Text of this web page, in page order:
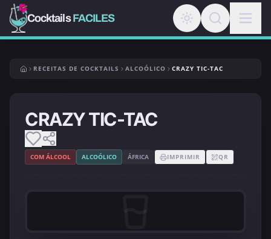
CocktailsFACILES
RECEITAS DE COCKTAILS ALCOÓLICO CRAZY TIC-TAC
CRAZY TIC-TAC
COM ÁLCOOL ALCOÓLICO ÁFRICA IMPRIMIR QR